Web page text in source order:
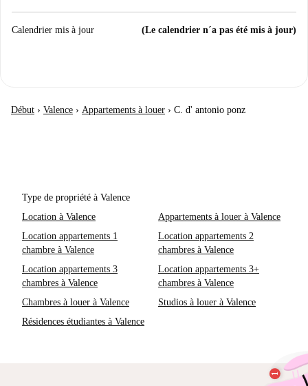
Calendrier mis à jour (Le calendrier n´a pas été mis à jour)
Début › Valence › Appartements à louer › C. d' antonio ponz
Type de propriété à Valence
Location à Valence
Appartements à louer à Valence
Location appartements 1
chambre à Valence
Location appartements 2
chambres à Valence
Location appartements 3
chambres à Valence
Location appartements 3+
chambres à Valence
Chambres à louer à Valence
Studios à louer à Valence
Résidences étudiantes à Valence